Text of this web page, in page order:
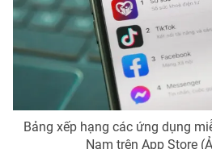
Bảng xếp hạng các ứng dụng
Nam trên App Store